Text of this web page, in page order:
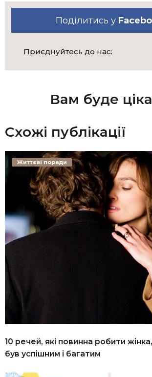
Поділитись у
Приєднуйтесь до нас:
Вам буде
Схожі публікації
10 речей, які повинна робити
був успішним і багатим
Життєві поради